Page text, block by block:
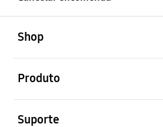
Shop
Produto
Suporte